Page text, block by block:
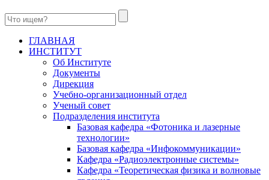
ГЛАВНАЯ
ИНСТИТУТ
Об Институте
Документы
Дирекция
Учебно-организационный отдел
Ученый совет
Подразделения института
Базовая кафедра «Фотоника и лазерные
технологии»
Базовая кафедра «Инфокоммуникации»
Кафедра «Радиоэлектронные системы»
Кафедра «Теоретическая физика и волновые